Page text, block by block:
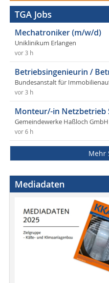
TGA Jobs
Mechatroniker (m/w/d)
Uniklinikum Erlangen
vor 3 h
Betriebsingenieurin /
Bundesanstalt für
vor 3 h
Monteur/-in Netzbetrieb
Gemeindewerke Haßloch GmbH
vor 6 h
Mehr
Mediadaten